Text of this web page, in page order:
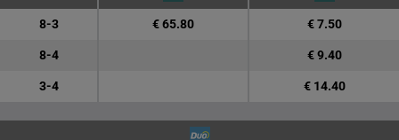
8-3 € 65.80 € 7.50
8-4 € 9.40
3-4 € 14.40